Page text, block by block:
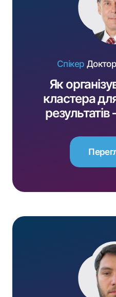
Спікер
Як
кластера
результатів